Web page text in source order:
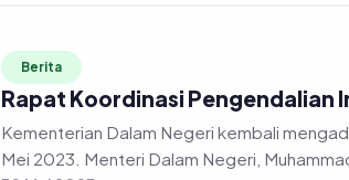
Berita
Rapat Koordinasi Pengendalian
Kementerian Dalam Negeri kembali
Mei 2023. Menteri Dalam Negeri,